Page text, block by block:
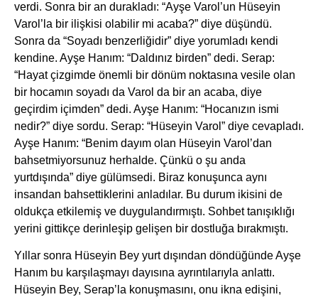
verdi. Sonra bir an durakladı: “Ayşe Varol’un Hüseyin
Varol’la bir ilişkisi olabilir mi acaba?” diye düşündü.
Sonra da “Soyadı benzerliğidir” diye yorumladı kendi
kendine. Ayşe Hanım: “Daldınız birden” dedi. Serap:
“Hayat çizgimde önemli bir dönüm noktasına vesile olan
bir hocamın soyadı da Varol da bir an acaba, diye
geçirdim içimden” dedi. Ayşe Hanım: “Hocanızın ismi
nedir?” diye sordu. Serap: “Hüseyin Varol” diye cevapladı.
Ayşe Hanım: “Benim dayım olan Hüseyin Varol’dan
bahsetmiyorsunuz herhalde. Çünkü o şu anda
yurtdışında” diye gülümsedi. Biraz konuşunca aynı
insandan bahsettiklerini anladılar. Bu durum ikisini de
oldukça etkilemiş ve duygulandırmıştı. Sohbet tanışıklığı
yerini gittikçe derinleşip gelişen bir dostluğa bırakmıştı.
Yıllar sonra Hüseyin Bey yurt dışından döndüğünde Ayşe
Hanım bu karşılaşmayı dayısına ayrıntılarıyla anlattı.
Hüseyin Bey, Serap’la konuşmasını, onu ikna edişini,